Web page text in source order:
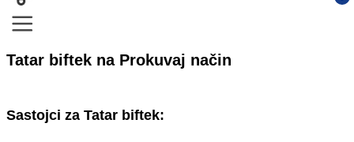
Tatar biftek na Prokuvaj način
Sastojci za Tatar biftek: